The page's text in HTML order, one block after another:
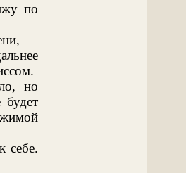
по
—
но
себе.